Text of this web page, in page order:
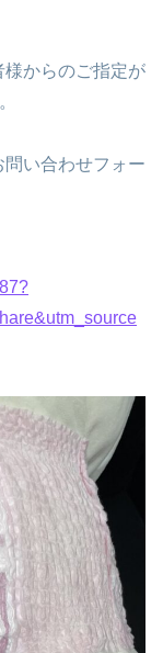
からのご指定が
い合わせフォー